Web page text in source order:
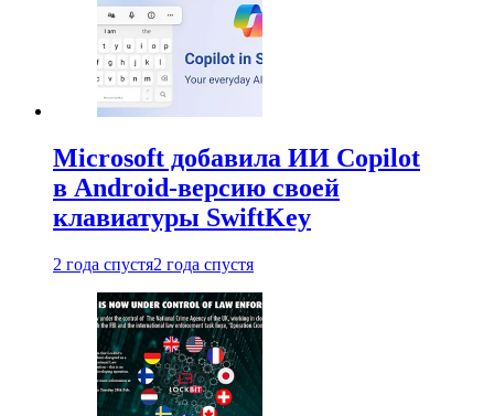
Microsoft добавила ИИ Copilot
в Android-версию своей
клавиатуры SwiftKey
2 года спустя2 года спустя